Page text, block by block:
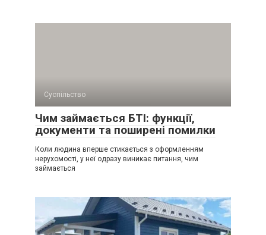
Суспільство
Чим займається БТІ: функції,
документи та поширені помилки
Коли людина вперше стикається з оформленням
нерухомості, у неї одразу виникає питання, чим
займається